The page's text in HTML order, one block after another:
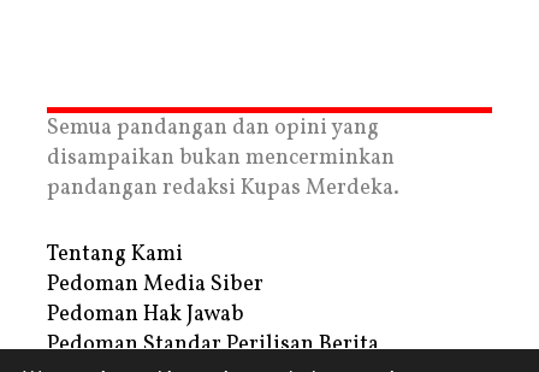
Semua pandangan dan opini yang
disampaikan bukan mencerminkan
pandangan redaksi Kupas Merdeka.
Tentang Kami
Pedoman Media Siber
Pedoman Hak Jawab
Pedoman Standar Perilisan Berita